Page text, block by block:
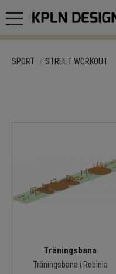
Meny
SPORT STREET WORKOUT
Träningsbana
Träningsbana i Robinia